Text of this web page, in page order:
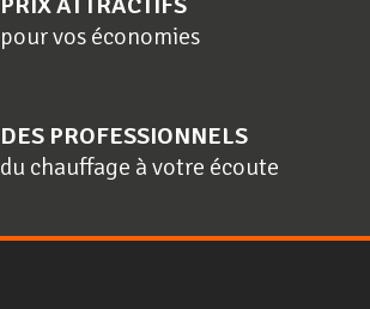
pour vos économies
DES PROFESSIONNELS
du chauffage à votre écoute